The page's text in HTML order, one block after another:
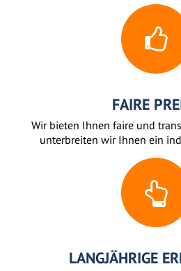
FAIRE
Wir bieten Ihnen faire und
unterbreiten wir Ihnen ein
LANGJÄHRIGE